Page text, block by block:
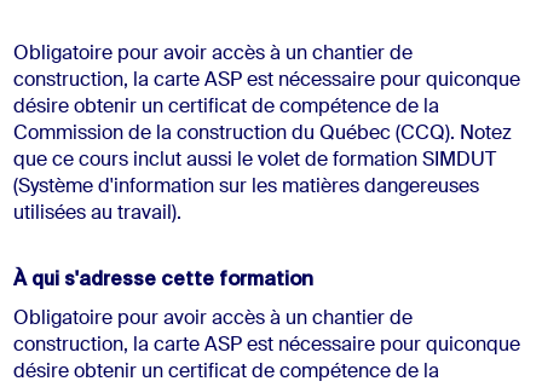
Obligatoire pour avoir accès à un chantier de
construction, la carte ASP est nécessaire pour quiconque
désire obtenir un certificat de compétence de la
Commission de la construction du Québec (CCQ). Notez
que ce cours inclut aussi le volet de formation SIMDUT
(Système d'information sur les matières dangereuses
utilisées au travail).
À qui s'adresse cette formation
Obligatoire pour avoir accès à un chantier de
construction, la carte ASP est nécessaire pour quiconque
désire obtenir un certificat de compétence de la